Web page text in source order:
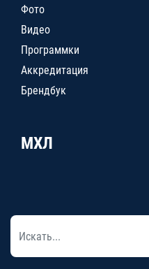
Фото
Видео
Программки
Аккредитация
Брендбук
МХЛ